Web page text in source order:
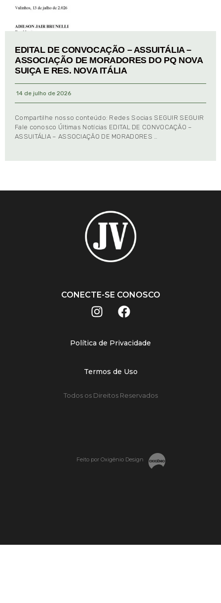
EDITAL DE CONVOCAÇÃO – ASSUITÁLIA –
ASSOCIAÇÃO DE MORADORES DO PQ NOVA
SUIÇA E RES. NOVA ITÁLIA
14 de julho de 2026
Compartilhe nosso conteúdo: Redes Socias SEGUIR SEGUIR
Fale conosco Últimas Notícias EDITAL DE CONVOCAÇÃO –
ASSUITÁLIA – ASSOCIAÇÃO DE MORADORES …
CONECTE-SE CONOSCO
Política de Privacidade
Termos de Uso
Todos os Direitos Reservados
Feito por Oxigênio Design